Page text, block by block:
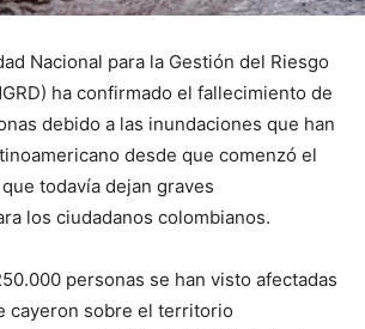
Nacional para la Gestión del Riesgo
ha confirmado el fallecimiento de
debido a las inundaciones que han
desde que comenzó el
todavía dejan graves
los ciudadanos colombianos.
personas se han visto afectadas
cayeron sobre el territorio